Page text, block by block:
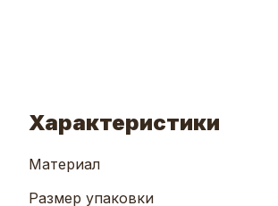
Характеристики
Материал
Размер упаковки